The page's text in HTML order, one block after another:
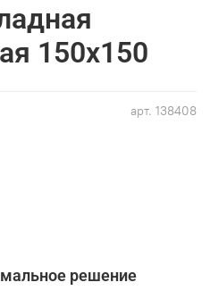
арт. 138408
150x150
решение